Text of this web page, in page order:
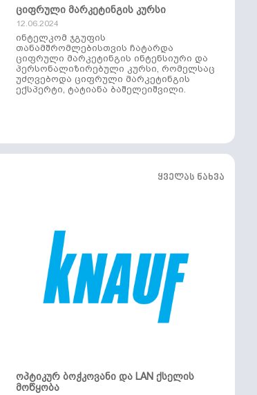
ციფრული მარკეტინგის კურსი
12.06.2024
ინტელკომ ჯგუფის
თანამშრომლებისთვის ჩატარდა
ციფრული მარკეტინგის ინტენსიური და
პერსონალიზირებული კურსი, რომელსაც
უძღვებოდა ციფრული მარკეტინგის
ექსპერტი, ტატიანა ბაშელეიშვილი.
ყველას ნახვა
ოპტიკურ ბოჭკოვანი და LAN ქსელის
მოწყობა